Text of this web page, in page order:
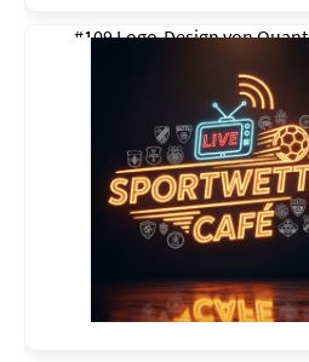
#109 Logo-Design vonQuant